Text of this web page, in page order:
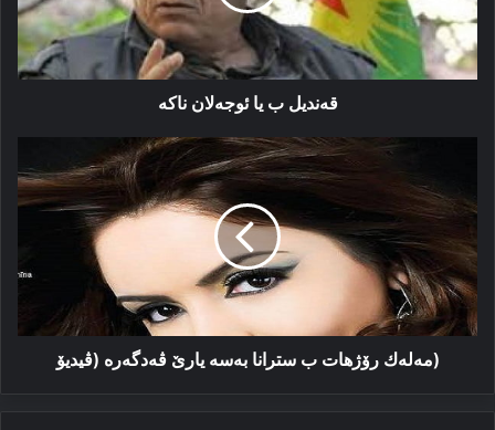
قەندیل ب یا ئوجەلان ناكە
ب
سترانا
بەسە
یارێ
ڤەدگەرە
(ڤیدیۆ
(مەلەك رۆژھات ب سترانا بەسە یارێ ڤەدگەرە (ڤیدیۆ